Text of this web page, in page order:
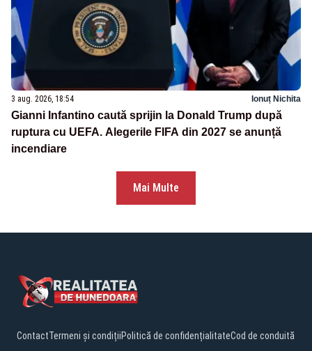
3 aug. 2026, 18:54 Ionuț Nichita
Gianni Infantino caută sprijin la Donald Trump după
ruptura cu UEFA. Alegerile FIFA din 2027 se anunță
incendiare
Mai Multe
ContactTermeni și condițiiPolitică de confidențialitateCod de conduită